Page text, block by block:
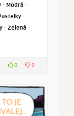
· Modrá ·
·
· Zelená ·
0 0